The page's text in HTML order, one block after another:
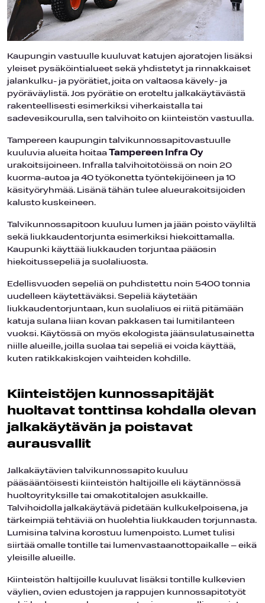
Kaupungin vastuulle kuuluvat katujen ajoratojen lisäksi
yleiset pysäköintialueet sekä yhdistetyt ja rinnakkaiset
jalankulku- ja pyörätiet, joita on valtaosa kävely- ja
pyöräväylistä. Jos pyörätie on eroteltu jalkakäytävästä
rakenteellisesti esimerkiksi viherkaistalla tai
sadevesikourulla, sen talvihoito on kiinteistön vastuulla.
Tampereen kaupungin talvikunnossapitovastuulle
kuuluvia alueita hoitaa Tampereen Infra Oy
urakoitsijoineen. Infralla talvihoitotöissä on noin 20
kuorma-autoa ja 40 työkonetta työntekijöineen ja 10
käsityöryhmää. Lisänä tähän tulee alueurakoitsijoiden
kalusto kuskeineen.
Talvikunnossapitoon kuuluu lumen ja jään poisto väyliltä
sekä liukkaudentorjunta esimerkiksi hiekoittamalla.
Kaupunki käyttää liukkauden torjuntaa pääosin
hiekoitussepeliä ja suolaliuosta.
Edellisvuoden sepeliä on puhdistettu noin 5400 tonnia
uudelleen käytettäväksi. Sepeliä käytetään
liukkaudentorjuntaan, kun suolaliuos ei riitä pitämään
katuja sulana liian kovan pakkasen tai lumitilanteen
vuoksi. Käytössä on myös ekologista jäänsulatusainetta
niille alueille, joilla suolaa tai sepeliä ei voida käyttää,
kuten ratikkakiskojen vaihteiden kohdille.
Kiinteistöjen kunnossapitäjät
huoltavat tonttinsa kohdalla olevan
jalkakäytävän ja poistavat
aurausvallit
Jalkakäytävien talvikunnossapito kuuluu
pääsääntöisesti kiinteistön haltijoille eli käytännössä
huoltoyrityksille tai omakotitalojen asukkaille.
Talvihoidolla jalkakäytävä pidetään kulkukelpoisena, ja
tärkeimpiä tehtäviä on huolehtia liukkauden torjunnasta.
Lumisina talvina korostuu lumenpoisto. Lumet tulisi
siirtää omalle tontille tai lumenvastaanottopaikalle – eikä
yleisille alueille.
Kiinteistön haltijoille kuuluvat lisäksi tontille kulkevien
väylien, ovien edustojen ja rappujen kunnossapitotyöt